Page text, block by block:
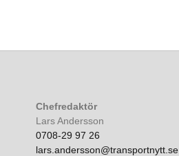
Chefredaktör
Lars Andersson
0708-29 97 26
lars.andersson@transportnytt.se